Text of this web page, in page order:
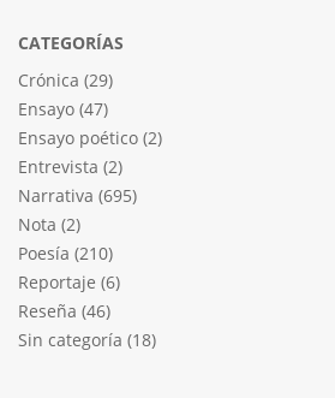
CATEGORÍAS
Crónica (29)
Ensayo (47)
Ensayo poético (2)
Entrevista (2)
Narrativa (695)
Nota (2)
Poesía (210)
Reportaje (6)
Reseña (46)
Sin categoría (18)